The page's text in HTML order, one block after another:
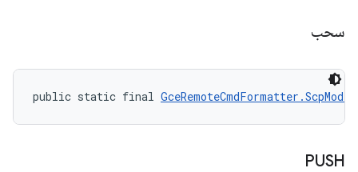
سحب
public static final GceRemoteCmdFormatter.ScpMode
PUSH